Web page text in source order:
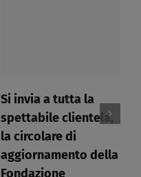
Si invia a tutta la
spettabile clientela,
la circolare di
aggiornamento della
Fondazione